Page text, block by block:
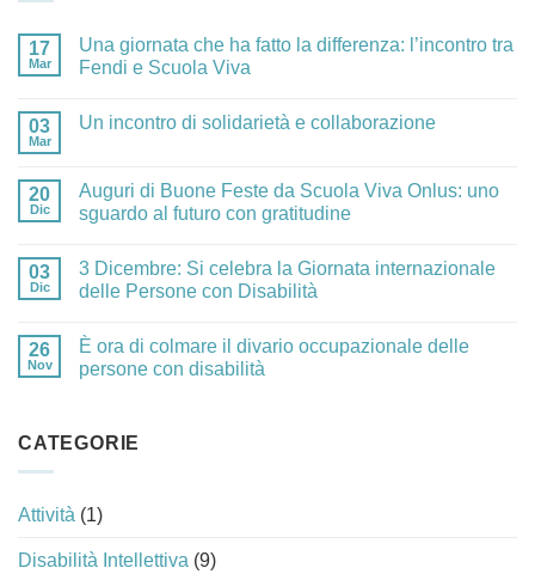
17
Mar
Una giornata che ha fatto la differenza: l’incontro tra
Fendi e Scuola Viva
03
Mar
Un incontro di solidarietà e collaborazione
20
Dic
Auguri di Buone Feste da Scuola Viva Onlus: uno
sguardo al futuro con gratitudine
03
Dic
3 Dicembre: Si celebra la Giornata internazionale
delle Persone con Disabilità
26
Nov
È ora di colmare il divario occupazionale delle
persone con disabilità
CATEGORIE
Attività (1)
Disabilità Intellettiva (9)